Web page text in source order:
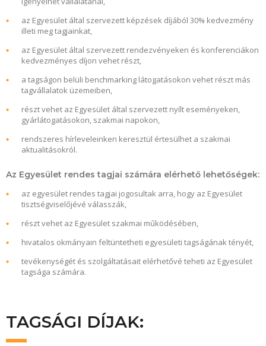
az Egyesület által szervezett képzések díjából 30% kedvezmény
illeti meg tagjainkat,
az Egyesület által szervezett rendezvényeken és konferenciákon
kedvezményes díjon vehet részt,
a tagságon belüli benchmarking látogatásokon vehet részt más
tagvállalatok üzemeiben,
részt vehet az Egyesület által szervezett nyílt eseményeken,
gyárlátogatásokon, szakmai napokon,
rendszeres hírleveleinken keresztül értesülhet a szakmai
aktualitásokról.
Az Egyesület rendes tagjai számára elérhető lehetőségek:
az egyesület rendes tagjai jogosultak arra, hogy az Egyesület
tisztségviselőjévé válasszák,
részt vehet az Egyesület szakmai működésében,
hivatalos okmányain feltüntetheti egyesületi tagságának tényét,
tevékenységét és szolgáltatásait elérhetővé teheti az Egyesület
tagsága számára.
TAGSÁGI DÍJAK: